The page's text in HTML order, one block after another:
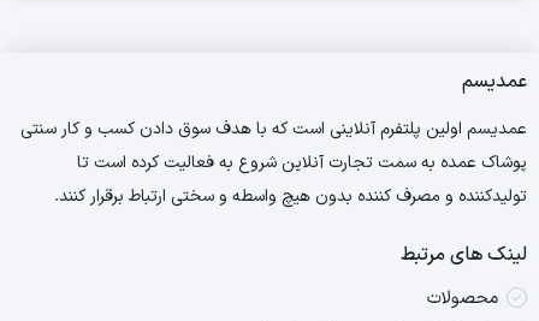
عمدیسم
عمدیسم اولین پلتفرم آنلاینی است که با هدف سوق دادن کسب و کار سنتی
پوشاک عمده به سمت تجارت آنلاین شروع به فعالیت کرده است تا
تولیدکننده و مصرف کننده بدون هیچ واسطه و سختی ارتباط برقرار کنند.
لینک های مرتبط
محصولات